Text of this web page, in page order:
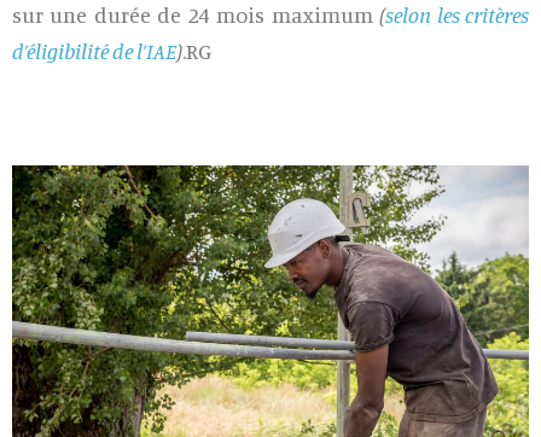
sur une durée de 24 mois maximum(selon les critères
d’éligibilité de l’IAE).RG